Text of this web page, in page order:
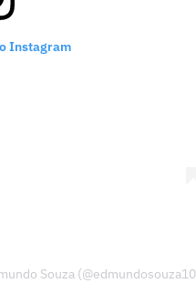
Instagram
Souza